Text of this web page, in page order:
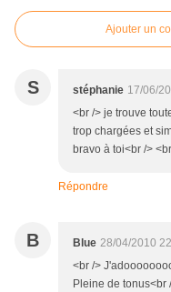
Ajouter un
S stéphanie 17/06/
<br /> je trouve
trop chargées et
bravo à toi<br />
Répondre
B Blue 28/04/2010
<br />
Pleine de tonus<br